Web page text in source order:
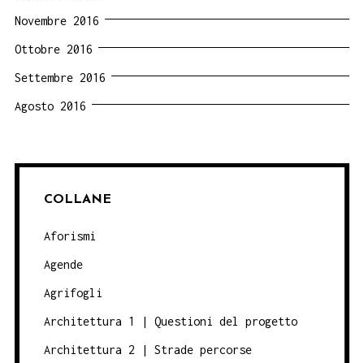
Novembre 2016
Ottobre 2016
Settembre 2016
Agosto 2016
COLLANE
Aforismi
Agende
Agrifogli
Architettura 1 | Questioni del progetto
Architettura 2 | Strade percorse